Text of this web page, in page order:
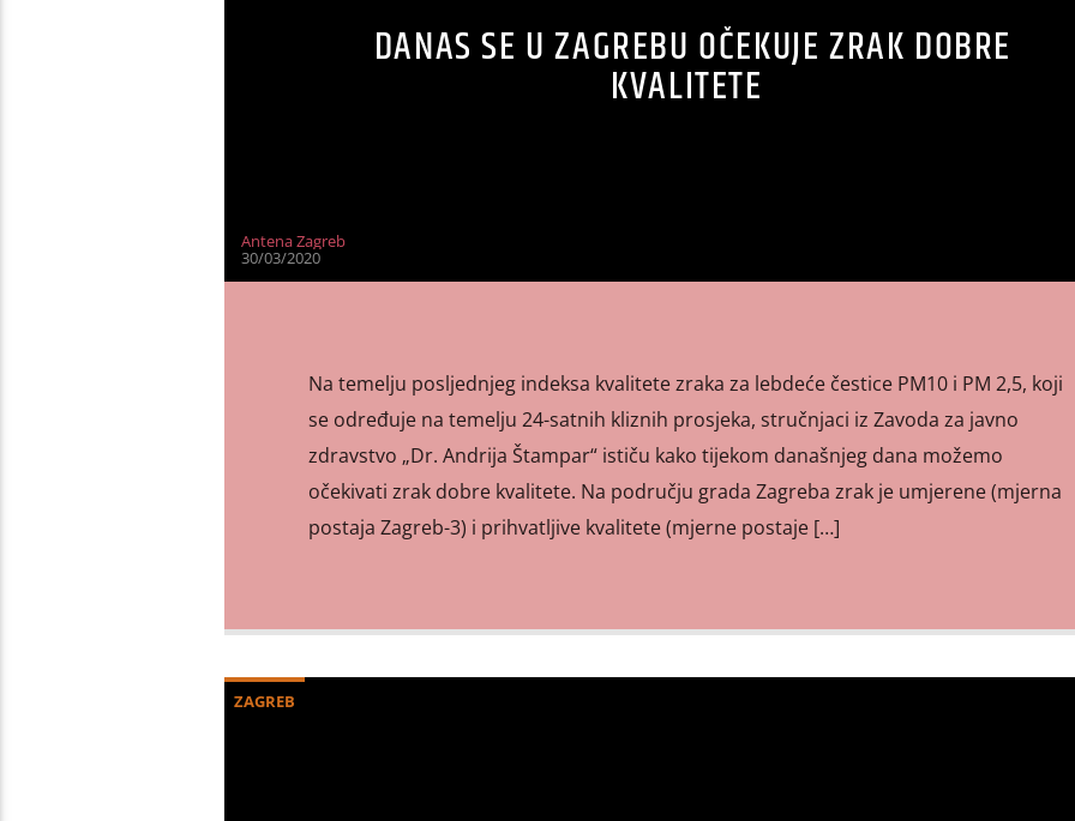
DANAS SE U ZAGREBU OČEKUJE ZRAK DOBRE
KVALITETE
Antena Zagreb
30/03/2020
Na temelju posljednjeg indeksa kvalitete zraka za lebdeće čestice PM10 i PM 2,5, koji
se određuje na temelju 24-satnih kliznih prosjeka, stručnjaci iz Zavoda za javno
zdravstvo „Dr. Andrija Štampar“ ističu kako tijekom današnjeg dana možemo
očekivati zrak dobre kvalitete. Na području grada Zagreba zrak je umjerene (mjerna
postaja Zagreb-3) i prihvatljive kvalitete (mjerne postaje […]
ZAGREB